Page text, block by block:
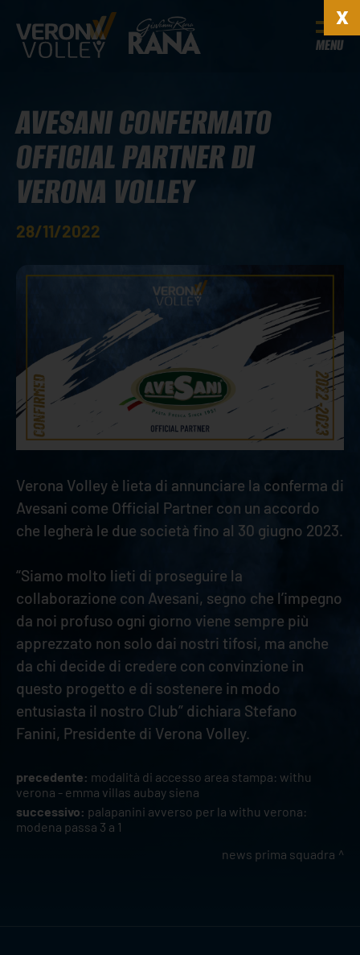
MENU
AVESANI CONFERMATO
OFFICIAL PARTNER DI
VERONA VOLLEY
28/11/2022
Verona Volley è lieta di annunciare la conferma di
Avesani come Official Partner con un accordo
che legherà le due società fino al 30 giugno 2023.
“Siamo molto lieti di proseguire la
collaborazione con Avesani, segno che l’impegno
da noi profuso ogni giorno viene sempre più
apprezzato non solo dai nostri tifosi, ma anche
da chi decide di credere con convinzione in
questo progetto e di sostenere in modo
entusiasta il nostro Club” dichiara Stefano
Fanini, Presidente di Verona Volley.
precedente: modalità di accesso area stampa: withu
verona - emma villas aubay siena
successivo: palapanini avverso per la withu verona:
modena passa 3 a 1
news prima squadra